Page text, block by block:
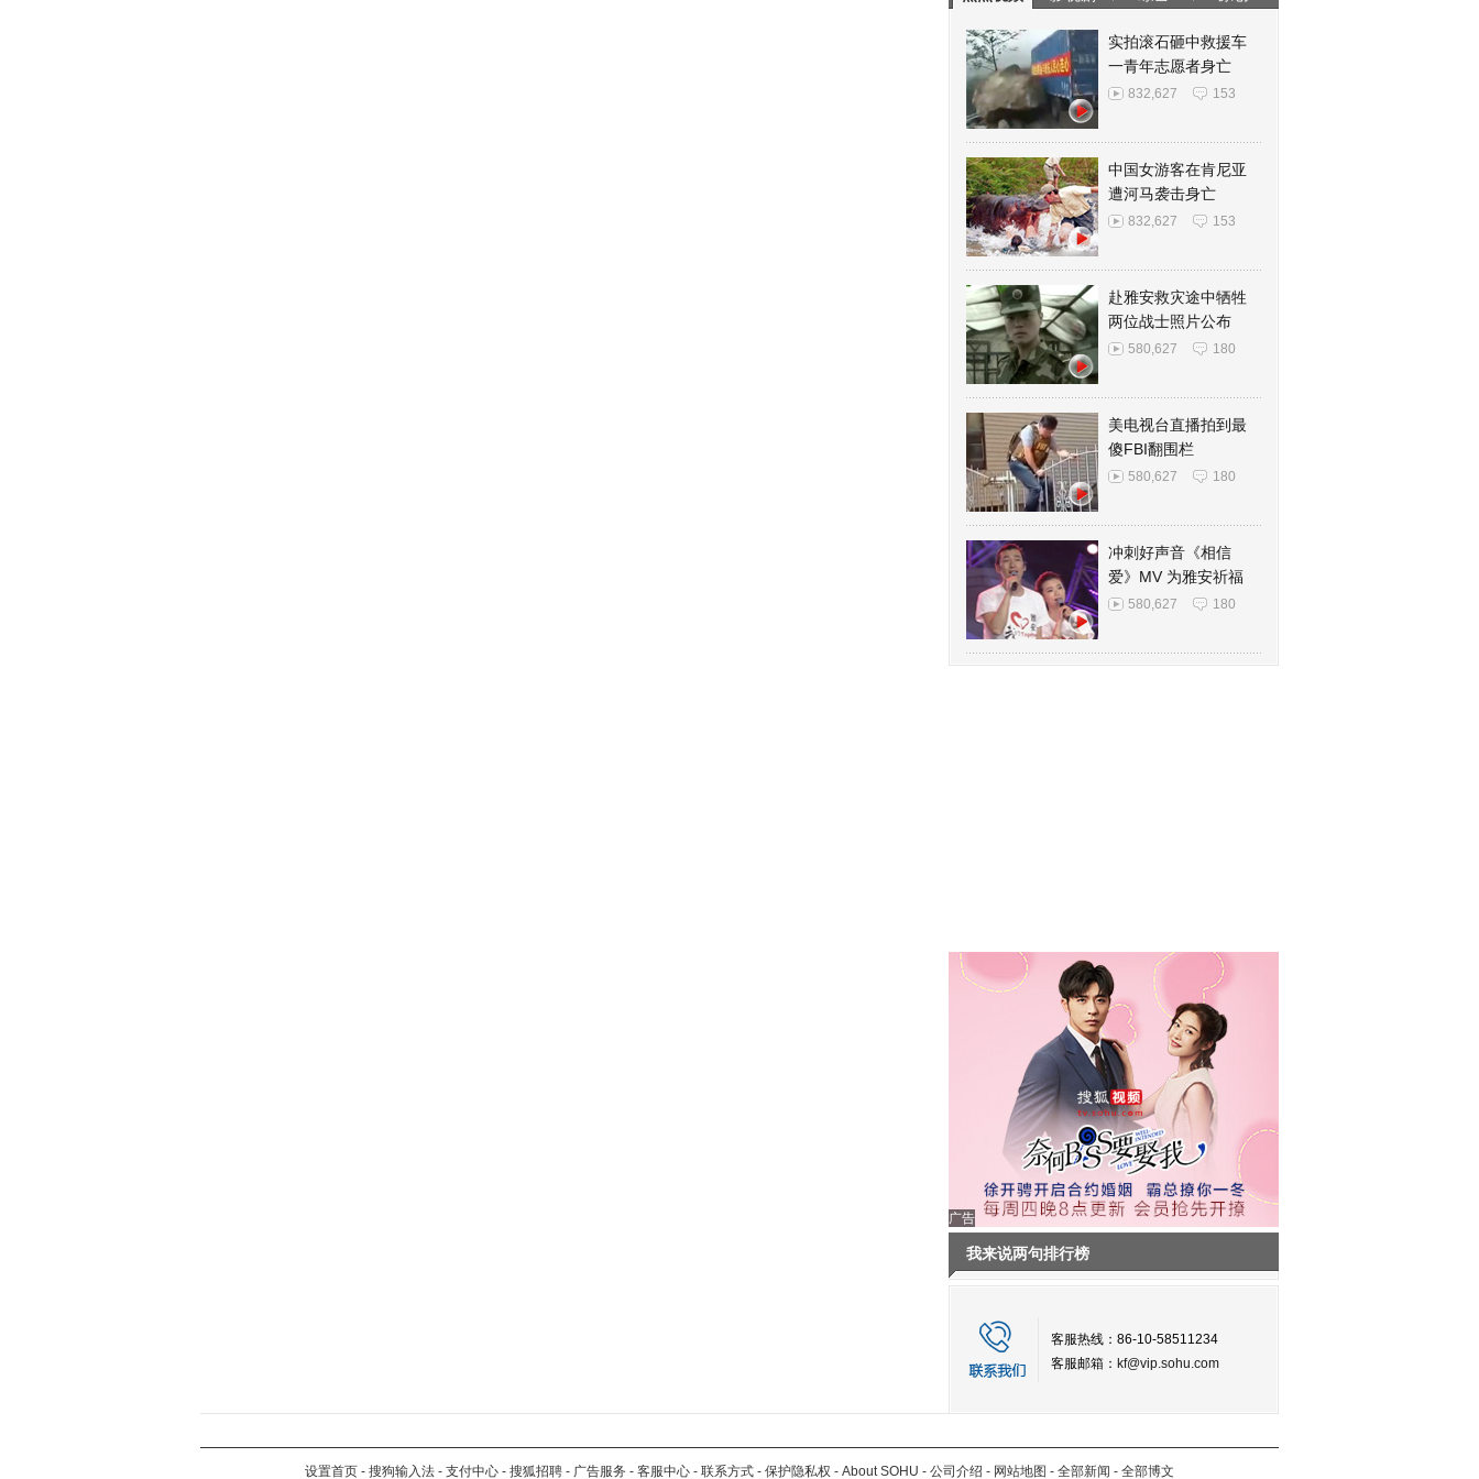
实拍滚石砸中救援车
一青年志愿者身亡
832,627 153
中国女游客在肯尼亚
遭河马袭击身亡
832,627 153
赴雅安救灾途中牺牲
两位战士照片公布
580,627 180
美电视台直播拍到最
傻FBI翻围栏
580,627 180
冲刺好声音《相信
爱》MV 为雅安祈福
580,627 180
广告
我来说两句排行榜
客服热线：86-10-58511234
客服邮箱： kf@vip.sohu.com
设置首页 - 搜狗输入法 - 支付中心 - 搜狐招聘 - 广告服务 - 客服中心 - 联系方式 - 保护隐私权 - About SOHU - 公司介绍 - 网站地图 - 全部新闻 - 全部博文